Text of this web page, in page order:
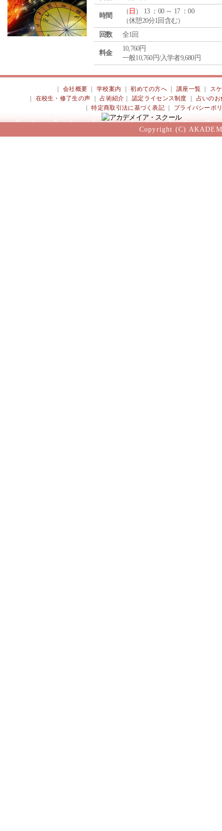
時間
（ 日 ） 13 ：00 ～ 17 ：00
（休憩20分1回含む）
回数
全1回
料金
10,760円
一般10,760円/入学者9,680円
会社概要 ｜学校案内 ｜初めての方へ 講座一覧
ス
在校生・修了生の声 ｜占術紹介 ｜認定ライセンス制度
占いのお
｜特定商取引法に基づく表記 プライバシーポ
Copyright (C)